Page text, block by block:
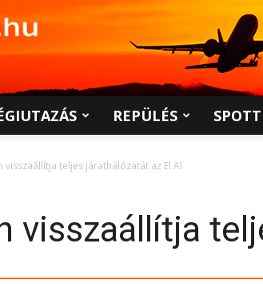
REPÜLÉS
visszaállítja teljes járathálózatát az El Al
visszaállítja